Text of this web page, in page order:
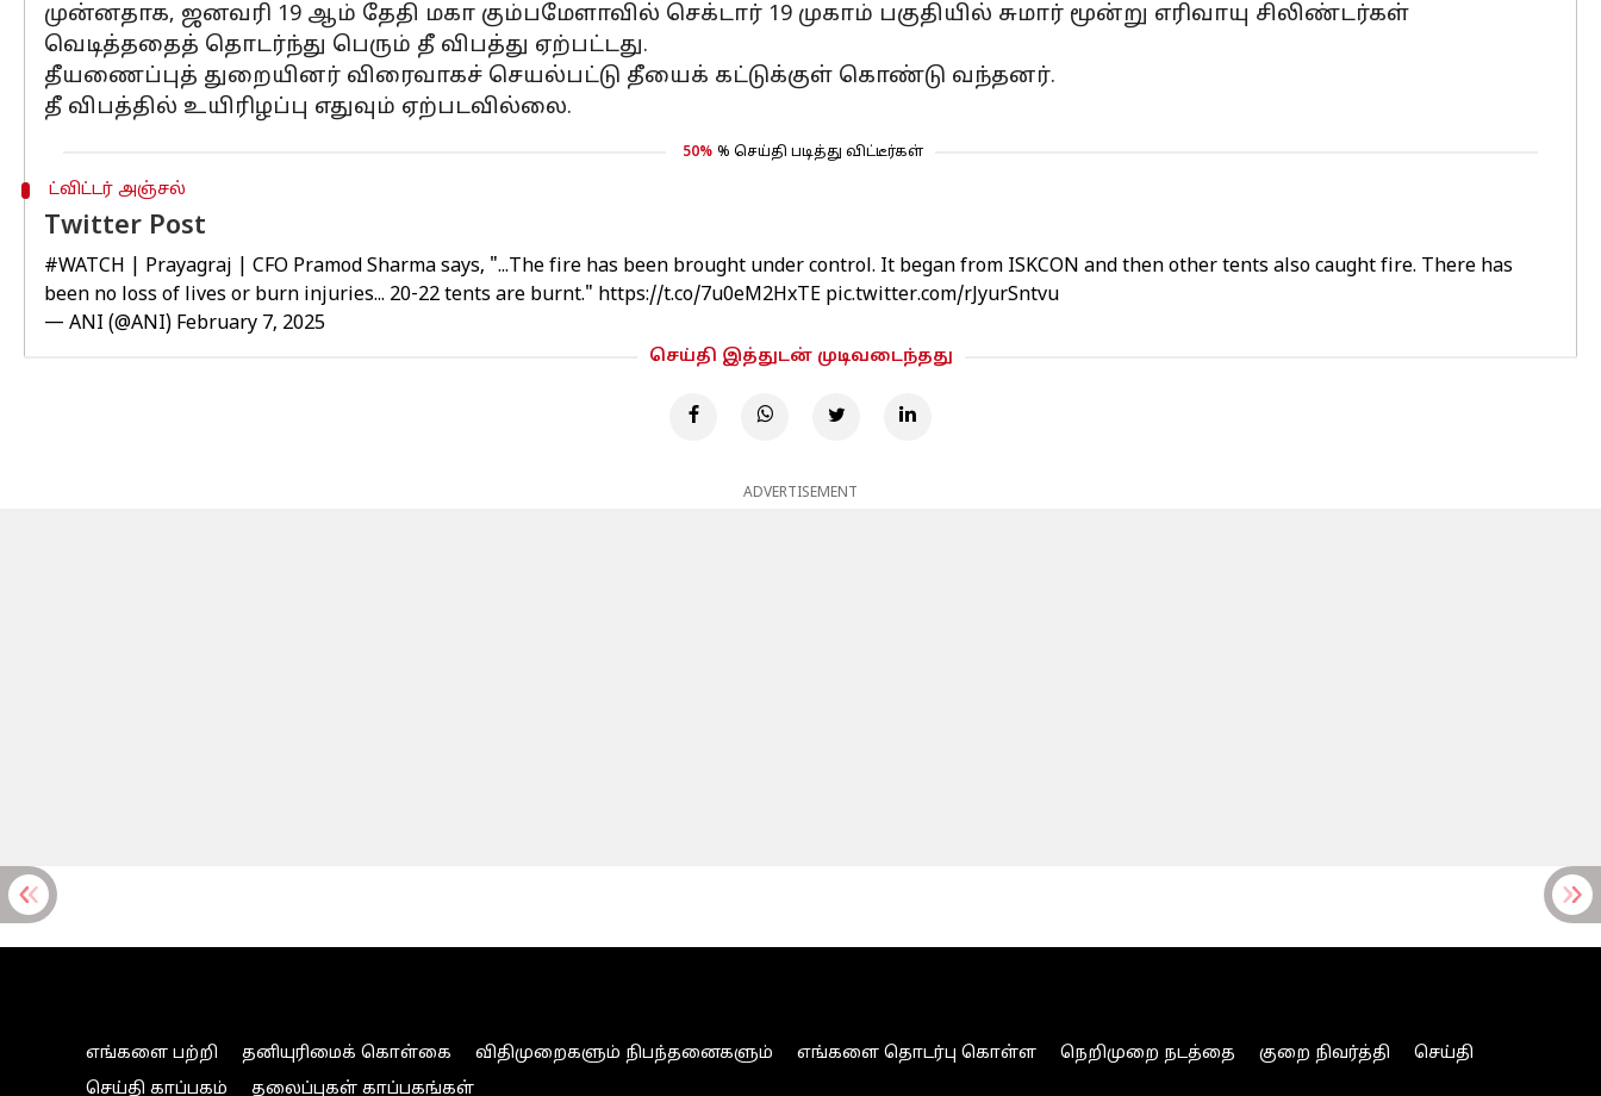
முன்னதாக, ஜனவரி 19 ஆம் தேதி மகா கும்பமேளாவில் செக்டார் 19 முகாம் பகுதியில் சுமார் மூன்று எரிவாயு சிலிண்டர்கள்
வெடித்ததைத் தொடர்ந்து பெரும் தீ விபத்து ஏற்பட்டது.
தீயணைப்புத் துறையினர் விரைவாகச் செயல்பட்டு தீயைக் கட்டுக்குள் கொண்டு வந்தனர்.
தீ விபத்தில் உயிரிழப்பு எதுவும் ஏற்படவில்லை.
50% % செய்தி படித்து விட்டீர்கள்
ட்விட்டர் அஞ்சல்
Twitter Post
#WATCH | Prayagraj | CFO Pramod Sharma says, "...The fire has been brought under control. It began from ISKCON and then other tents also caught fire. There has
been no loss of lives or burn injuries... 20-22 tents are burnt." https://t.co/7u0eM2HxTE pic.twitter.com/rJyurSntvu
— ANI (@ANI) February 7, 2025
செய்தி இத்துடன் முடிவடைந்தது
ADVERTISEMENT
எங்களை பற்றி தனியுரிமைக் கொள்கை விதிமுறைகளும் நிபந்தனைகளும் எங்களை தொடர்பு கொள்ள நெறிமுறை நடத்தை குறை நிவர்த்தி
செய்தி
செய்தி காப்பகம்
தலைப்புகள் காப்பகங்கள்